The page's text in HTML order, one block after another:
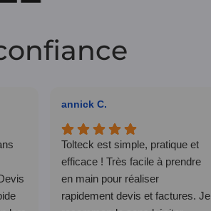
annick C.
Tolteck est simple, pratique et
efficace ! Très facile à prendre
en main pour réaliser
rapidement devis et factures. Je